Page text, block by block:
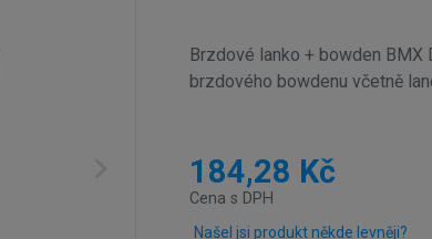
Brzdové lanko + bowden
brzdového bowdenu včetně
184,28 Kč
Cena s DPH
Našel jsi produkt někde levněji?